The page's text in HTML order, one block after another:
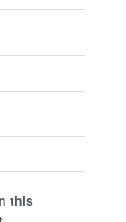
this